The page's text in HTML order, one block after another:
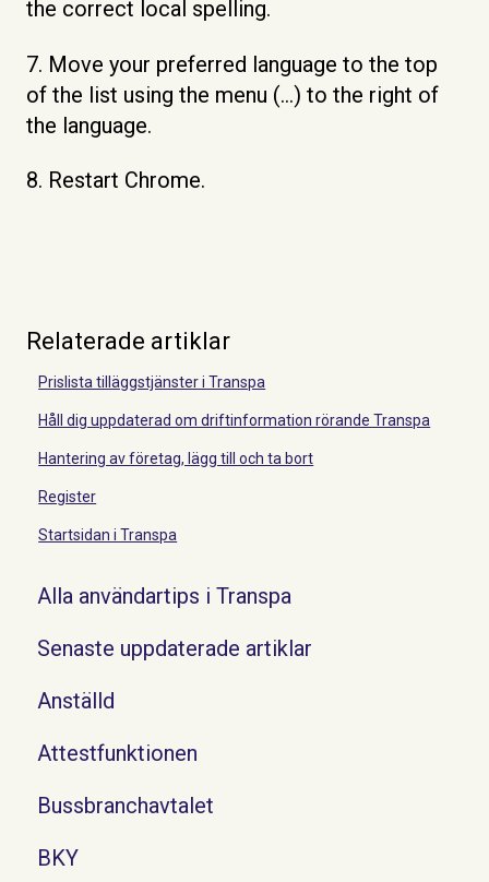
the correct local spelling.
7. Move your preferred language to the top
of the list using the menu (…) to the right of
the language.
8. Restart Chrome.
Relaterade artiklar
Prislista tilläggstjänster i Transpa
Håll dig uppdaterad om driftinformation rörande Transpa
Hantering av företag, lägg till och ta bort
Register
Startsidan i Transpa
Alla användartips i Transpa
Senaste uppdaterade artiklar
Anställd
Attestfunktionen
Bussbranchavtalet
BKY